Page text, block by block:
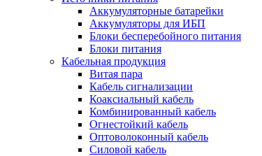
Аккумуляторные батарейки
Аккумуляторы для ИБП
Блоки бесперебойного питания
Блоки питания
Кабельная продукция
Витая пара
Кабель сигнализации
Коаксиальный кабель
Комбинированный кабель
Огнестойкий кабель
Оптоволоконный кабель
Силовой кабель